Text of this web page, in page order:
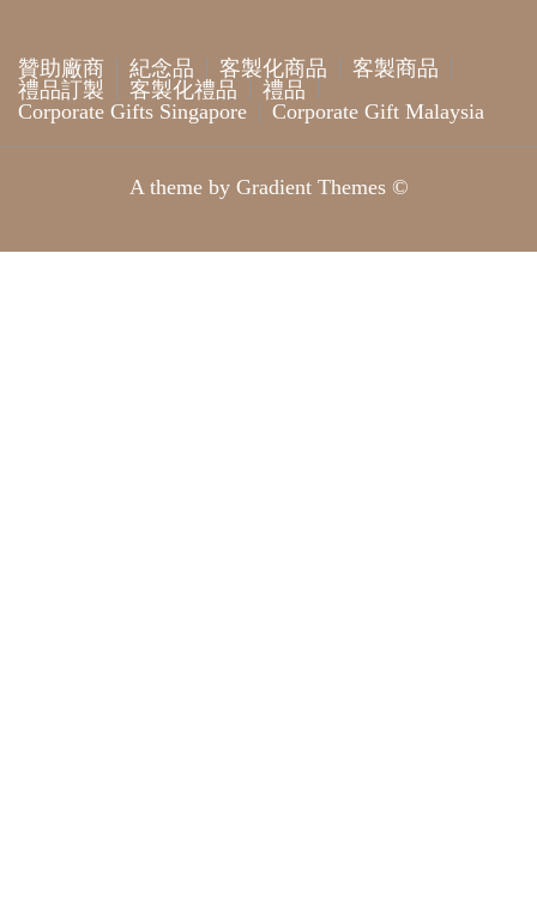
贊助廠商 紀念品 客製化商品
客製商品
禮品訂製
客製化禮品
禮品
Corporate Gifts Singapore
Corporate Gift Malaysia
A theme by Gradient Themes ©